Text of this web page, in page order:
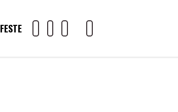
FESTE